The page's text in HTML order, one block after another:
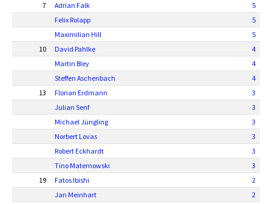
7
Adrian Falk
5
Felix Rolapp
5
Maximilian Hill
5
10
David Pahlke
4
Martin Bley
4
Steffen Aschenbach
4
13
Florian Erdmann
3
Julian Senf
3
Michael Jüngling
3
Norbert Lovas
3
Robert Eckhardt
3
Tino Maternowski
3
19
Fatos Ibishi
2
Jan Meinhart
2